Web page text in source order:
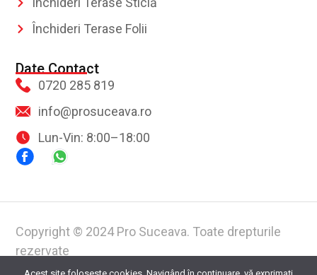
Închideri Terase Folii
Date Contact
0720 285 819
info@prosuceava.ro
Lun-Vin: 8:00–18:00
Copyright © 2024 Pro Suceava. Toate drepturile
rezervate